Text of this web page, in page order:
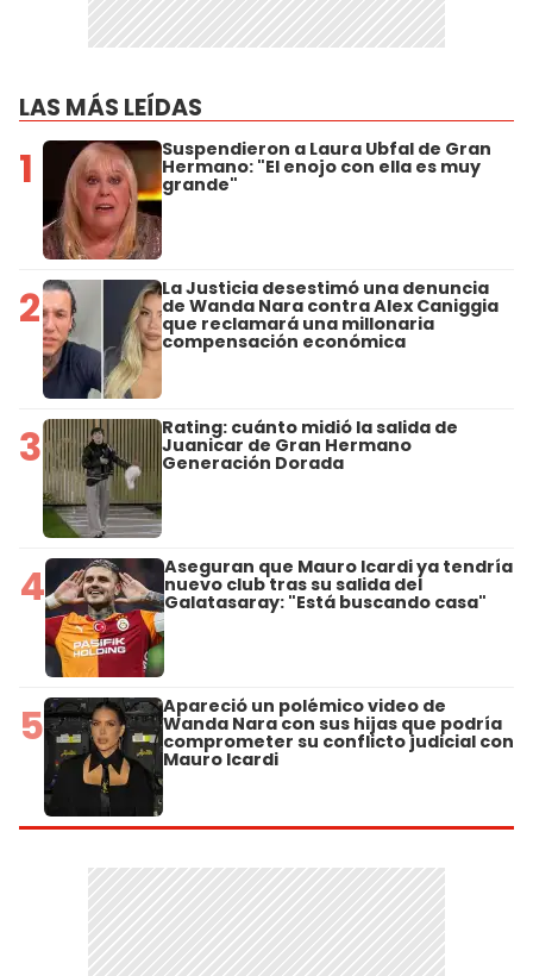
LAS MÁS LEÍDAS
1 Suspendieron a Laura Ubfal de Gran
Hermano: "El enojo con ella es muy
grande"
2 La Justicia desestimó una denuncia
de Wanda Nara contra Alex Caniggia
que reclamará una millonaria
compensación económica
3 Rating: cuánto midió la salida de
Juanicar de Gran Hermano
Generación Dorada
4 Aseguran que Mauro Icardi ya tendría
nuevo club tras su salida del
Galatasaray: "Está buscando casa"
5 Apareció un polémico video de
Wanda Nara con sus hijas que podría
comprometer su conflicto judicial con
Mauro Icardi